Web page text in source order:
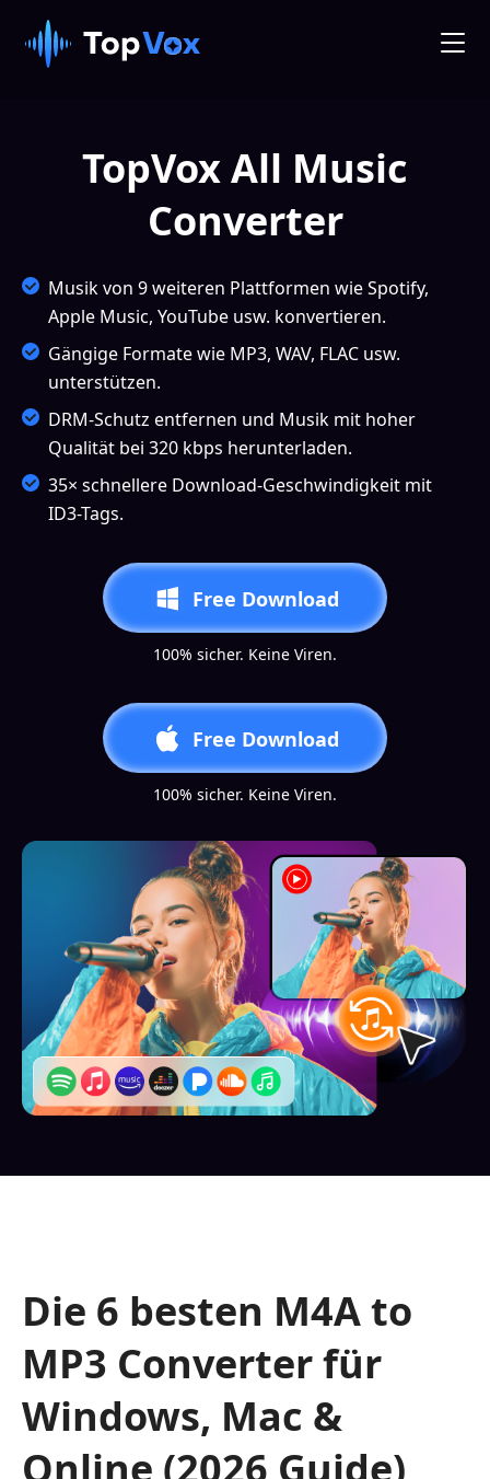
TopVox All Music
Converter
Musik von 9 weiteren Plattformen wie Spotify,
Apple Music, YouTube usw. konvertieren.
Gängige Formate wie MP3, WAV, FLAC usw.
unterstützen.
DRM-Schutz entfernen und Musik mit hoher
Qualität bei 320 kbps herunterladen.
35× schnellere Download-Geschwindigkeit mit
ID3-Tags.
Free Download
100% sicher. Keine Viren.
Free Download
100% sicher. Keine Viren.
Die 6 besten M4A to
MP3 Converter für
Windows, Mac &